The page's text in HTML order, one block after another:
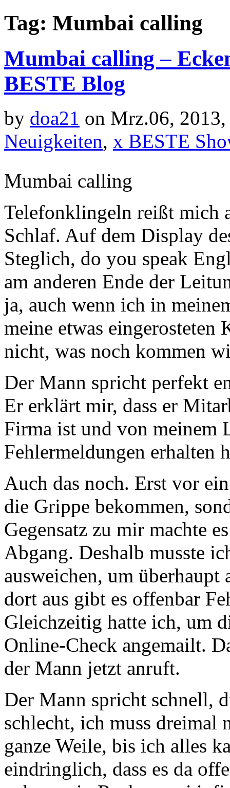
Tag: Mumbai calling
Mumbai calling –
BESTE Blog
by doa21 on Mrz.06,
Neuigkeiten, x BESTE
Mumbai calling
Telefonklingeln reißt mich
Schlaf. Auf dem Display
Steglich, do you speak
am anderen Ende der
ja, auch wenn ich in
meine etwas eingerosteten
nicht, was noch kommen
Der Mann spricht perfekt
Er erklärt mir, dass er
Firma ist und von meinem
Fehlermeldungen erhalten
Auch das noch. Erst vor
die Grippe bekommen,
Gegensatz zu mir machte
Abgang. Deshalb musste
ausweichen, um
dort aus gibt es offenbar
Gleichzeitig hatte ich, um
Online-Check angemailt.
der Mann jetzt anruft.
Der Mann spricht schnell,
schlecht, ich muss dreimal
ganze Weile, bis ich alles
eindringlich, dass es da